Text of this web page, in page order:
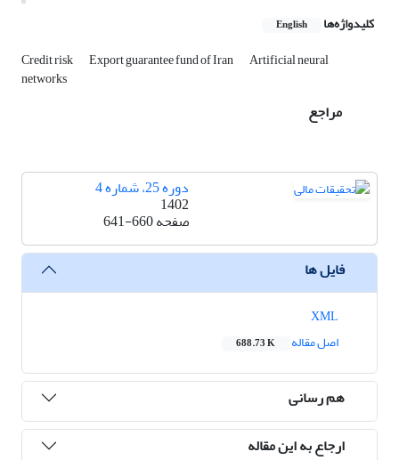
کلیدواژه‌ها English
Credit risk Export guarantee fund of Iran Artificial neural
networks
مراجع
دوره 25، شماره 4
1402
صفحه641-660
فایل ها
اصل مقاله
688.73 K
هم رسانی
ارجاع به این مقاله